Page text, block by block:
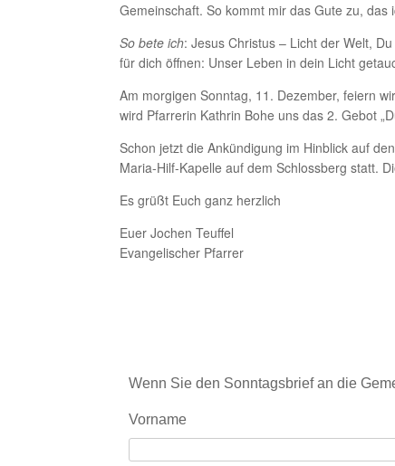
Gemeinschaft. So kommt mir das Gute zu,
So bete ich: Jesus Christus – Licht der Welt,
für dich öffnen: Unser Leben in dein Licht
Am morgigen Sonntag, 11. Dezember, feiern
wird Pfarrerin Kathrin Bohe uns das 2. Gebot
Schon jetzt die Ankündigung im Hinblick auf
Maria-Hilf-Kapelle auf dem Schlossberg statt.
Es grüßt Euch ganz herzlich
Euer Jochen Teuffel
Evangelischer Pfarrer
Wenn Sie den Sonntagsbrief an die
Vorname